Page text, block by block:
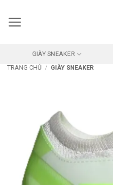
qua
GIÀY SNEAKER
TRANG CHỦ / GIÀY SNEAKER